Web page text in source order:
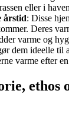
eller i
årstid: Disse
Deres
varme og
dem ideelle til
varme efter
ethos